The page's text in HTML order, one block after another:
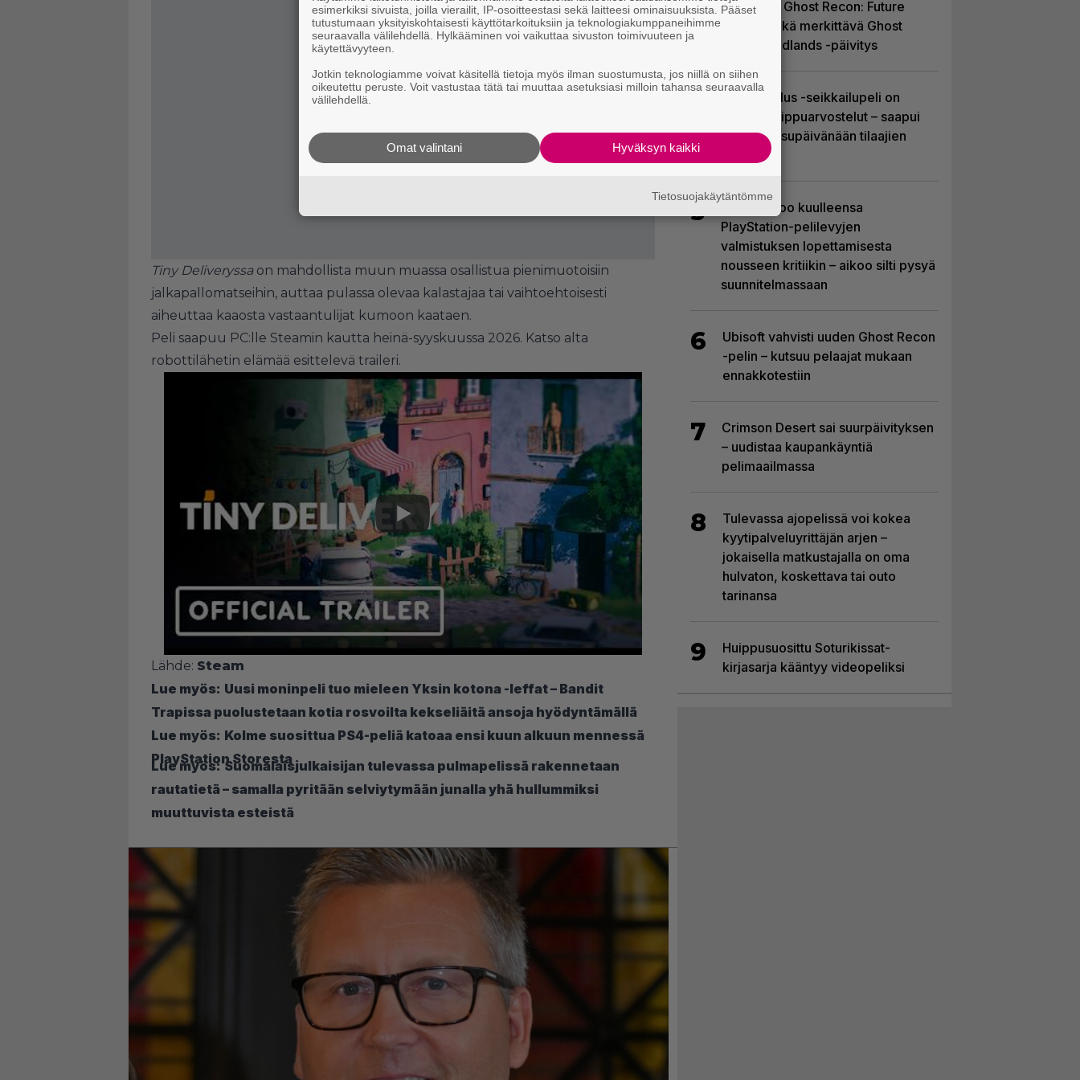
Tiny Deliveryssa on mahdollista muun muassa osallistua pienimuotoisiin
jalkapallomatseihin, auttaa pulassa olevaa kalastajaa tai vaihtoehtoisesti
aiheuttaa kaaosta vastaantulijat kumoon kaataen.
Peli saapuu PC:lle Steamin kautta heinä-syyskuussa 2026. Katso alta
robottilähetin elämää esittelevä traileri.
Lähde: Steam
Lue myös: Uusi moninpeli tuo mieleen Yksin kotona -leffat – Bandit
Trapissa puolustetaan kotia rosvoilta kekseliäitä ansoja hyödyntämällä
Lue myös: Kolme suosittua PS4-peliä katoaa ensi kuun alkuun mennessä
PlayStation Storesta
Lue myös: Suomalaisjulkaisijan tulevassa pulmapelissä rakennetaan
rautatietä – samalla pyritään selviytymään junalla yhä hullummiksi
muuttuvista esteistä
ilmaiseksi Ghost Recon: Future
Soldier sekä merkittävä Ghost
Recon Wildlands -päivitys
Uusi PS Plus -seikkailupeli on
saanut huippuarvostelut – saapui
heti julkaisupäivänään tilaajien
saataville
5
Sony kertoo kuulleensa
PlayStation-pelilevyjen
valmistuksen lopettamisesta
nousseen kritiikin – aikoo silti pysyä
suunnitelmassaan
6
Ubisoft vahvisti uuden Ghost Recon
-pelin – kutsuu pelaajat mukaan
ennakkotestiin
7
Crimson Desert sai suurpäivityksen
– uudistaa kaupankäyntiä
pelimaailmassa
8
Tulevassa ajopelissä voi kokea
kyytipalveluyrittäjän arjen –
jokaisella matkustajalla on oma
hulvaton, koskettava tai outo
tarinansa
9
Huippusuosittu Soturikissat-
kirjasarja kääntyy videopeliksi
esimerkiksi sivuista, joilla vierailit, IP-osoitteestasi sekä laitteesi ominaisuuksista. Pääset
tutustumaan yksityiskohtaisesti käyttötarkoituksiin ja teknologiakumppaneihimme
seuraavalla välilehdellä. Hylkääminen voi vaikuttaa sivuston toimivuuteen ja
käytettävyyteen.
Jotkin teknologiamme voivat käsitellä tietoja myös ilman suostumusta, jos niillä on siihen
oikeutettu peruste. Voit vastustaa tätä tai muuttaa asetuksiasi milloin tahansa seuraavalla
välilehdellä.
Hyväksyn kaikki
Omat valintani
Tietosuojakäytäntömme